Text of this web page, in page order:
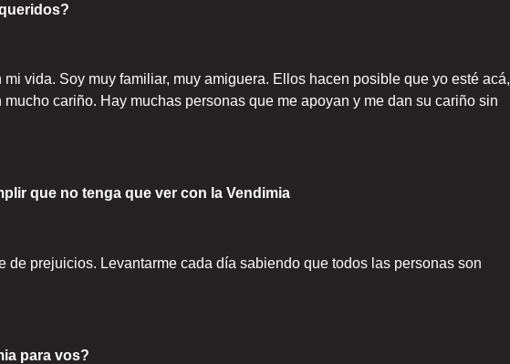
mi vida. Soy muy familiar, muy amiguera. Ellos hacen posible que yo esté acá,
cariño. Hay muchas personas que me apoyan y me dan su cariño sin
que no tenga que ver con la Vendimia
de prejuicios. Levantarme cada día sabiendo que todos las personas son
para vos?